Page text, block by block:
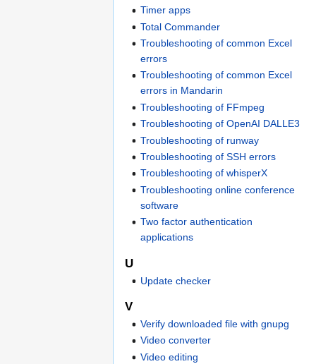
Timer apps
Total Commander
Troubleshooting of common Excel
errors
Troubleshooting of common Excel
errors in Mandarin
Troubleshooting of FFmpeg
Troubleshooting of OpenAI DALLE3
Troubleshooting of runway
Troubleshooting of SSH errors
Troubleshooting of whisperX
Troubleshooting online conference
software
Two factor authentication
applications
U
Update checker
V
Verify downloaded file with gnupg
Video converter
Video editing